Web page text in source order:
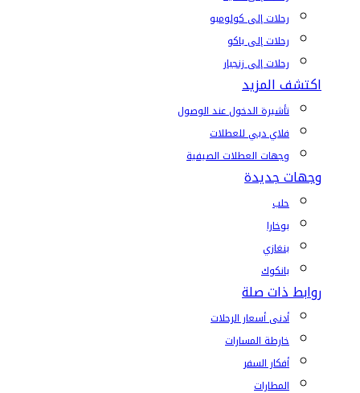
رحلات إلى كولومبو
رحلات إلى باكو
رحلات إلى زنجبار
اكتشف المزيد
تأشيرة الدخول عند الوصول
فلاي دبي للعطلات
وجهات العطلات الصيفية
وجهات جديدة
حلب
بوخارا
بنغازي
بانكوك
روابط ذات صلة
أدنى أسعار الرحلات
خارطة المسارات
أفكار السفر
المطارات